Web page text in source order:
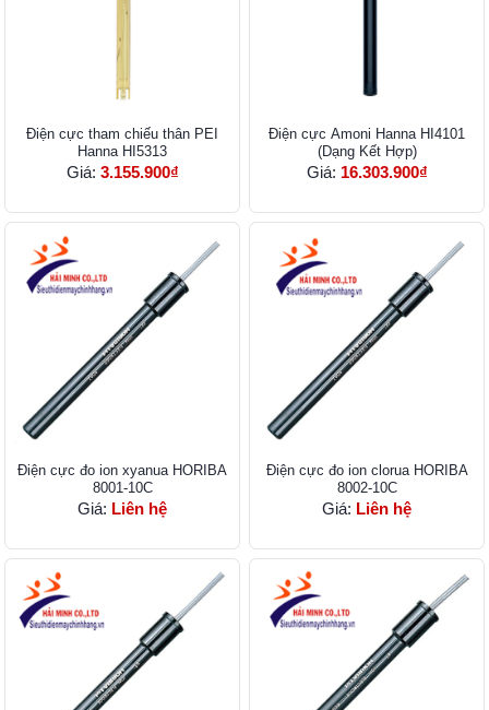
Điện cực tham chiếu thân PEI
Hanna HI5313
Giá: 3.155.900₫
Điện cực Amoni Hanna HI4101
(Dạng Kết Hợp)
Giá: 16.303.900₫
Điện cực đo ion xyanua HORIBA
8001-10C
Giá: Liên hệ
Điện cực đo ion clorua HORIBA
8002-10C
Giá: Liên hệ